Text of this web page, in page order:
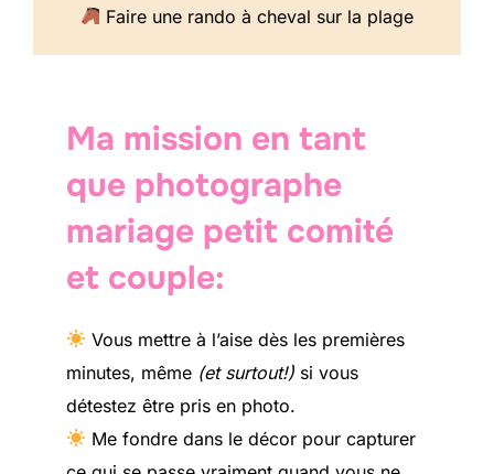
Faire une rando à cheval sur la plage
Ma mission en tant
que photographe
mariage petit comité
et couple:
Vous mettre à l’aise dès les premières
minutes, même (et surtout!) si vous
détestez être pris en photo.
Me fondre dans le décor pour capturer